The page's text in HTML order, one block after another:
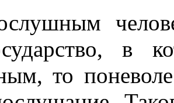
в
то